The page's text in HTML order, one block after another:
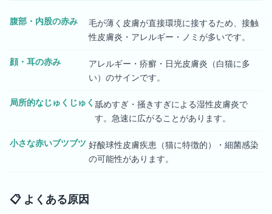
腹部・内股の赤み
毛が薄く皮膚が直接環境に接するため、接触
性皮膚炎・アレルギー・ノミが多いです。
顔・耳の赤み
アレルギー・疥癬・日光皮膚炎（白猫に多
い）のサインです。
局所的なじゅくじゅく 舐めすぎ・掻きすぎによる湿性皮膚炎で
す。急速に広がることがあります。
小さな赤いブツブツ 好酸球性皮膚疾患（猫に特徴的）・細菌感染
の可能性があります。
📋 よくある原因